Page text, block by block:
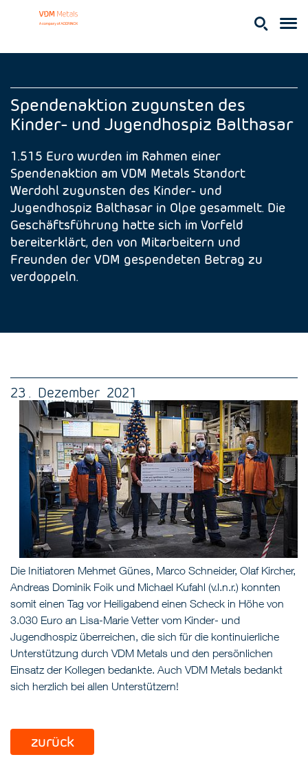
Spendenaktion zugunsten des
Kinder- und Jugendhospiz Balthasar
1.515 Euro wurden im Rahmen einer
Spendenaktion am VDM Metals Standort
Werdohl zugunsten des Kinder- und
Jugendhospiz Balthasar in Olpe gesammelt. Die
Geschäftsführung hatte sich im Vorfeld
bereiterklärt, den von Mitarbeitern und
Freunden der VDM gespendeten Betrag zu
verdoppeln.
23 . Dezember 2021
Die Initiatoren Mehmet Günes, Marco Schneider, Olaf Kircher,
Andreas Dominik Foik und Michael Kufahl (v.l.n.r.) konnten
somit einen Tag vor Heiligabend einen Scheck in Höhe von
3.030 Euro an Lisa-Marie Vetter vom Kinder- und
Jugendhospiz überreichen, die sich für die kontinuierliche
Unterstützung durch VDM Metals und den persönlichen
Einsatz der Kollegen bedankte. Auch VDM Metals bedankt
sich herzlich bei allen Unterstützern!
zurück